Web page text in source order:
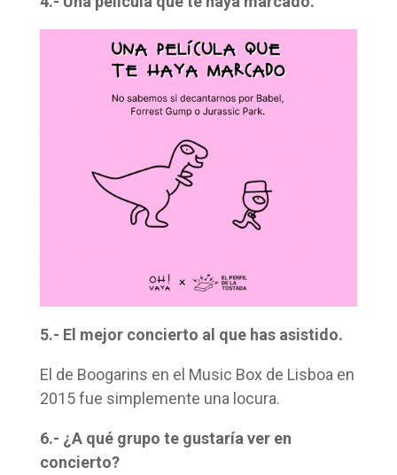
5.- El mejor concierto al que has asistido.
El de Boogarins en el Music Box de Lisboa en
2015 fue simplemente una locura.
6.- ¿A qué grupo te gustaría ver en
concierto?